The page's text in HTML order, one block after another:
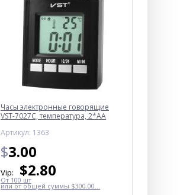
Часы электронные говорящие
VST-7027С, температура, 2*AA
Артикул: 1363
$3.00
Vip: $2.80
От 100 шт
или от общей суммы $300.00...